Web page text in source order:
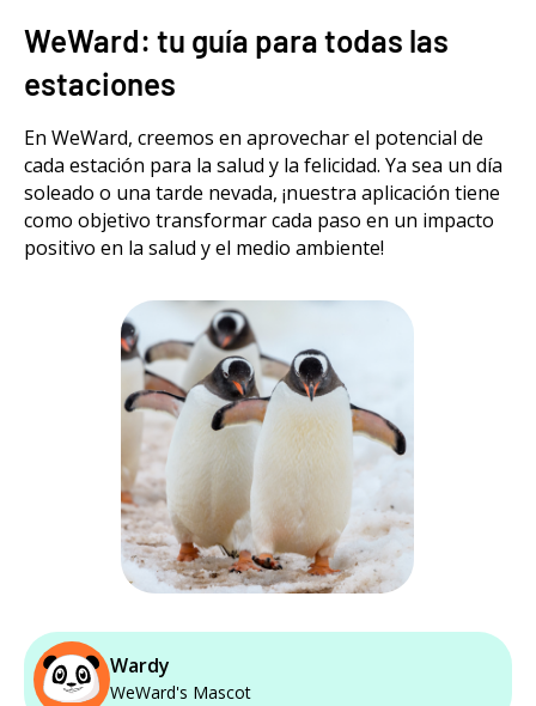
WeWard: tu guía para todas las
estaciones
En WeWard, creemos en aprovechar el potencial de
cada estación para la salud y la felicidad. Ya sea un día
soleado o una tarde nevada, ¡nuestra aplicación tiene
como objetivo transformar cada paso en un impacto
positivo en la salud y el medio ambiente!
Wardy
WeWard's Mascot